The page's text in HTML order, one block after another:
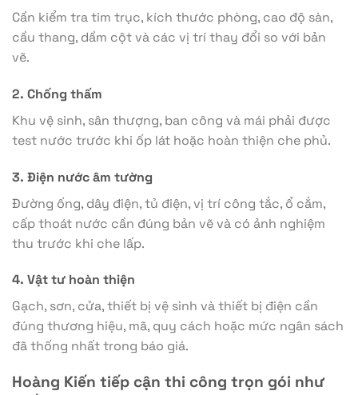
Cần kiểm tra tim trục, kích thước phòng, cao độ sàn,
cầu thang, dầm cột và các vị trí thay đổi so với bản
vẽ.
2. Chống thấm
Khu vệ sinh, sân thượng, ban công và mái phải được
test nước trước khi ốp lát hoặc hoàn thiện che phủ.
3. Điện nước âm tường
Đường ống, dây điện, tủ điện, vị trí công tắc, ổ cắm,
cấp thoát nước cần đúng bản vẽ và có ảnh nghiệm
thu trước khi che lấp.
4. Vật tư hoàn thiện
Gạch, sơn, cửa, thiết bị vệ sinh và thiết bị điện cần
đúng thương hiệu, mã, quy cách hoặc mức ngân sách
đã thống nhất trong báo giá.
Hoàng Kiến tiếp cận thi công trọn gói như